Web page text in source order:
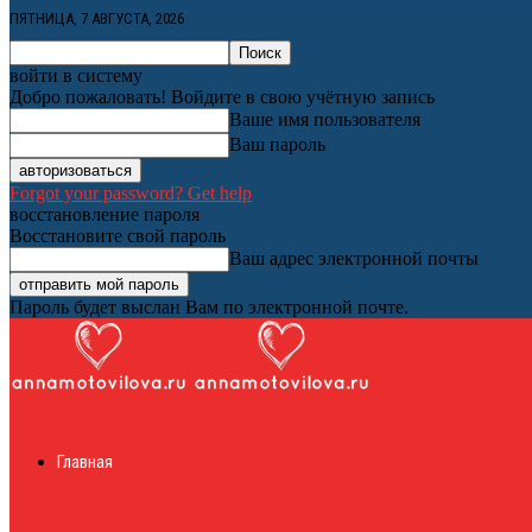
ПЯТНИЦА, 7 АВГУСТА, 2026
войти в систему
Добро пожаловать! Войдите в свою учётную запись
Ваше имя пользователя
Ваш пароль
Forgot your password? Get help
восстановление пароля
Восстановите свой пароль
Ваш адрес электронной почты
Пароль будет выслан Вам по электронной почте.
Главная